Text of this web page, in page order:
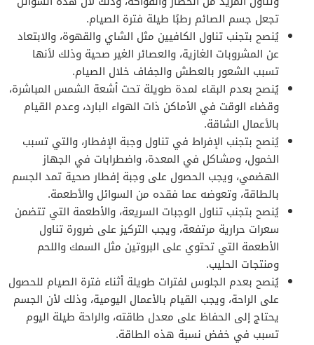
تجعل جسم الصائم رطبًا طيلة فترة الصيام.
يُنصح بتجنب تناول الكافيين مثل الشاي والقهوة، والابتعاد
عن المشروبات الغازية، والعصائر الغير صحية وذلك لأنها
تسبب الشعور بالعطش والجفاف خلال الصيام.
يُنصح بعدم البقاء لمدة طويلة تحت أشعة الشمس المباشرة،
وقضاء الوقت في الأماكن ذات الهواء البارد، وعدم القيام
بالأعمال الشاقة.
يُنصح بتجنب الإفراط في تناول وجبة الإفطار، والتي تسبب
الخمول، ومشاكل في المعدة، واضطرابات في الجهاز
الهضمي، ويجب الحصول على وجبة إفطار صحية تمد الجسم
بالطاقة، وتعوضه عما فقده من السوائل والأطعمة.
يُنصح بتجنب تناول الوجبات السريعة، والأطعمة التي تتضمن
سعرات حرارية مرتفعة، ويجب التركيز على ضرورة تناول
الأطعمة التي تحتوي على البروتين مثل السمك واللحم
ومنتجات الحليب.
يُنصح بعدم الجلوس لفترات طويلة أثناء فترة الصيام للحصول
على الراحة، ويجب القيام بالأعمال اليومية، وذلك لأن الجسم
يحتاج إلى الحفاظ على معدل طاقته، والراحة طيلة اليوم
تسبب في خفض نسبة هذه الطاقة.